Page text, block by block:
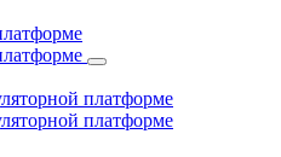
платформе
платформе